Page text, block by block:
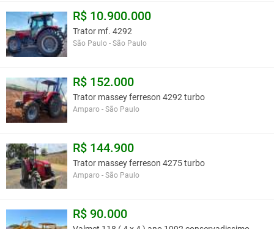
R$ 10.900.000
Trator mf. 4292
São Paulo - São Paulo
R$ 152.000
Trator massey ferreson 4292 turbo
Amparo - São Paulo
R$ 144.900
Trator massey ferreson 4275 turbo
Amparo - São Paulo
R$ 90.000